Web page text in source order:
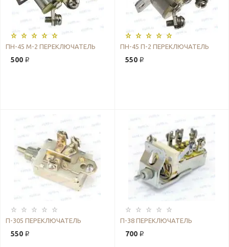
ПН-45 М-2 ПЕРЕКЛЮЧАТЕЛЬ
500 ₽
ПН-45 П-2 ПЕРЕКЛЮЧАТЕЛЬ
550 ₽
П-305 ПЕРЕКЛЮЧАТЕЛЬ
550 ₽
П-38 ПЕРЕКЛЮЧАТЕЛЬ
700 ₽